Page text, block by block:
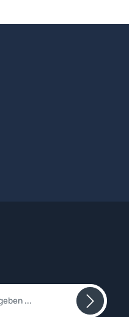
oder zu